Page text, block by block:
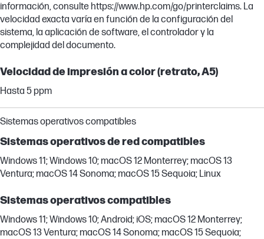
información, consulte https://www.hp.com/go/printerclaims. La
velocidad exacta varía en función de la configuración del
sistema, la aplicación de software, el controlador y la
complejidad del documento.
Velocidad de impresión a color (retrato, A5)
Hasta 5 ppm
Sistemas operativos compatibles
Sistemas operativos de red compatibles
Windows 11; Windows 10; macOS 12 Monterrey; macOS 13
Ventura; macOS 14 Sonoma; macOS 15 Sequoia; Linux
Sistemas operativos compatibles
Windows 11; Windows 10; Android; iOS; macOS 12 Monterrey;
macOS 13 Ventura; macOS 14 Sonoma; macOS 15 Sequoia;